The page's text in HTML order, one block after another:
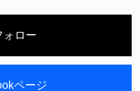
ォロー
ページ